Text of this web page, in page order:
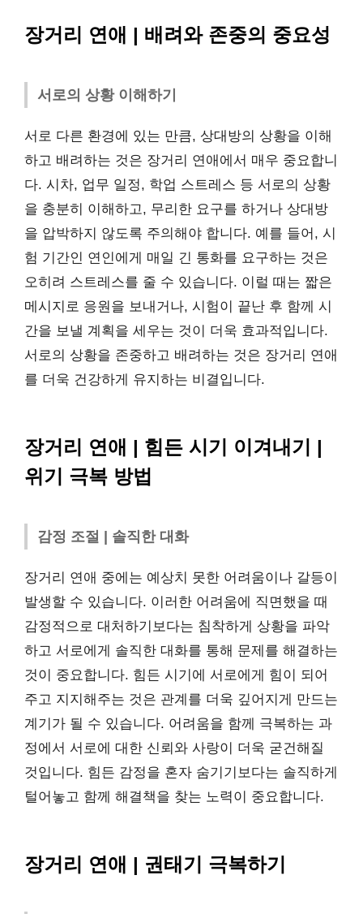
장거리 연애 | 배려와 존중의 중요성
서로의 상황 이해하기
서로 다른 환경에 있는 만큼, 상대방의 상황을 이해
하고 배려하는 것은 장거리 연애에서 매우 중요합니
다. 시차, 업무 일정, 학업 스트레스 등 서로의 상황
을 충분히 이해하고, 무리한 요구를 하거나 상대방
을 압박하지 않도록 주의해야 합니다. 예를 들어, 시
험 기간인 연인에게 매일 긴 통화를 요구하는 것은
오히려 스트레스를 줄 수 있습니다. 이럴 때는 짧은
메시지로 응원을 보내거나, 시험이 끝난 후 함께 시
간을 보낼 계획을 세우는 것이 더욱 효과적입니다.
서로의 상황을 존중하고 배려하는 것은 장거리 연애
를 더욱 건강하게 유지하는 비결입니다.
장거리 연애 | 힘든 시기 이겨내기 |
위기 극복 방법
감정 조절 | 솔직한 대화
장거리 연애 중에는 예상치 못한 어려움이나 갈등이
발생할 수 있습니다. 이러한 어려움에 직면했을 때
감정적으로 대처하기보다는 침착하게 상황을 파악
하고 서로에게 솔직한 대화를 통해 문제를 해결하는
것이 중요합니다. 힘든 시기에 서로에게 힘이 되어
주고 지지해주는 것은 관계를 더욱 깊어지게 만드는
계기가 될 수 있습니다. 어려움을 함께 극복하는 과
정에서 서로에 대한 신뢰와 사랑이 더욱 굳건해질
것입니다. 힘든 감정을 혼자 숨기기보다는 솔직하게
털어놓고 함께 해결책을 찾는 노력이 중요합니다.
장거리 연애 | 권태기 극복하기